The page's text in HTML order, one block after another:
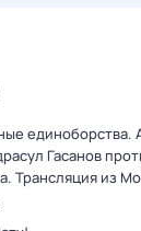
единоборства.
Гасанов
Трансляция из